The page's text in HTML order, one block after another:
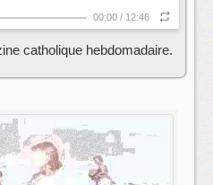
00:00 / 12:46
catholique hebdomadaire.